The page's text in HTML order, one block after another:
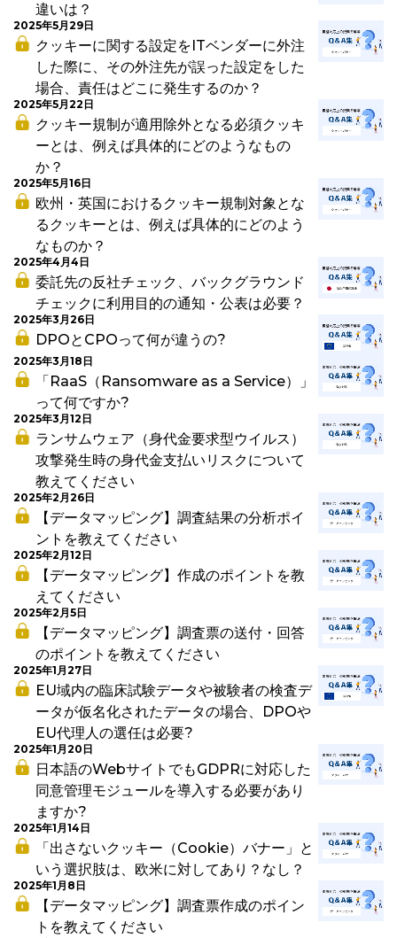
違いは？
2025年5月29日
クッキーに関する設定をITベンダーに外注
した際に、その外注先が誤った設定をした
場合、責任はどこに発生するのか？
2025年5月22日
クッキー規制が適用除外となる必須クッキ
ーとは、例えば具体的にどのようなもの
か？
2025年5月16日
欧州・英国におけるクッキー規制対象とな
るクッキーとは、例えば具体的にどのよう
なものか？
2025年4月4日
委託先の反社チェック、バックグラウンド
チェックに利用目的の通知・公表は必要？
2025年3月26日
DPOとCPOって何が違うの?
2025年3月18日
「RaaS（Ransomware as a Service）」
って何ですか?
2025年3月12日
ランサムウェア（身代金要求型ウイルス）
攻撃発生時の身代金支払いリスクについて
教えてください
2025年2月26日
【データマッピング】調査結果の分析ポイ
ントを教えてください
2025年2月12日
【データマッピング】作成のポイントを教
えてください
2025年2月5日
【データマッピング】調査票の送付・回答
のポイントを教えてください
2025年1月27日
EU域内の臨床試験データや被験者の検査デ
ータが仮名化されたデータの場合、DPOや
EU代理人の選任は必要?
2025年1月20日
日本語のWebサイトでもGDPRに対応した
同意管理モジュールを導入する必要があり
ますか?
2025年1月14日
「出さないクッキー（Cookie）バナー」と
いう選択肢は、欧米に対してあり？なし？
2025年1月8日
【データマッピング】調査票作成のポイン
トを教えてください